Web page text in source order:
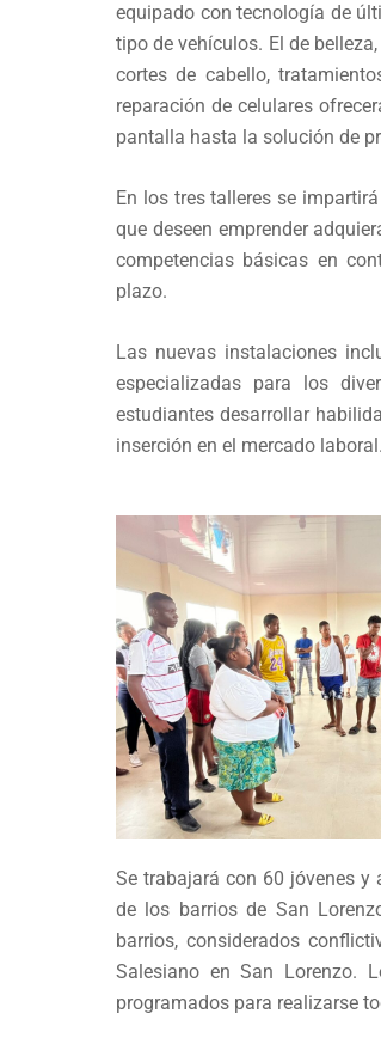
equipado con tecnología de
tipo de vehículos. El de
cortes de cabello,
reparación de celulares
pantalla hasta la solución de
En los tres talleres se
que deseen emprender
competencias básicas en
plazo.
Las nuevas instalaciones
especializadas para los
estudiantes desarrollar
inserción en el mercado laboral.
Se trabajará con 60 jóvenes
de los barrios de San
barrios, considerados
Salesiano en San Lorenzo.
programados para realizarse